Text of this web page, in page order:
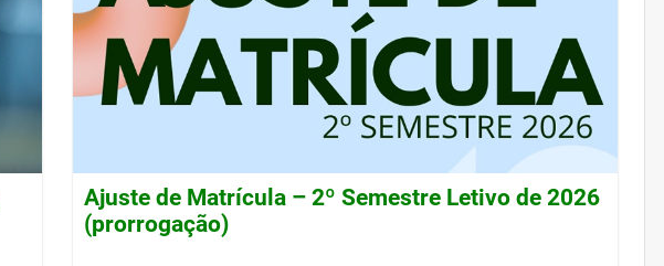
Ajuste de Matrícula – 2º Semestre Letivo de 2026
(prorrogação)